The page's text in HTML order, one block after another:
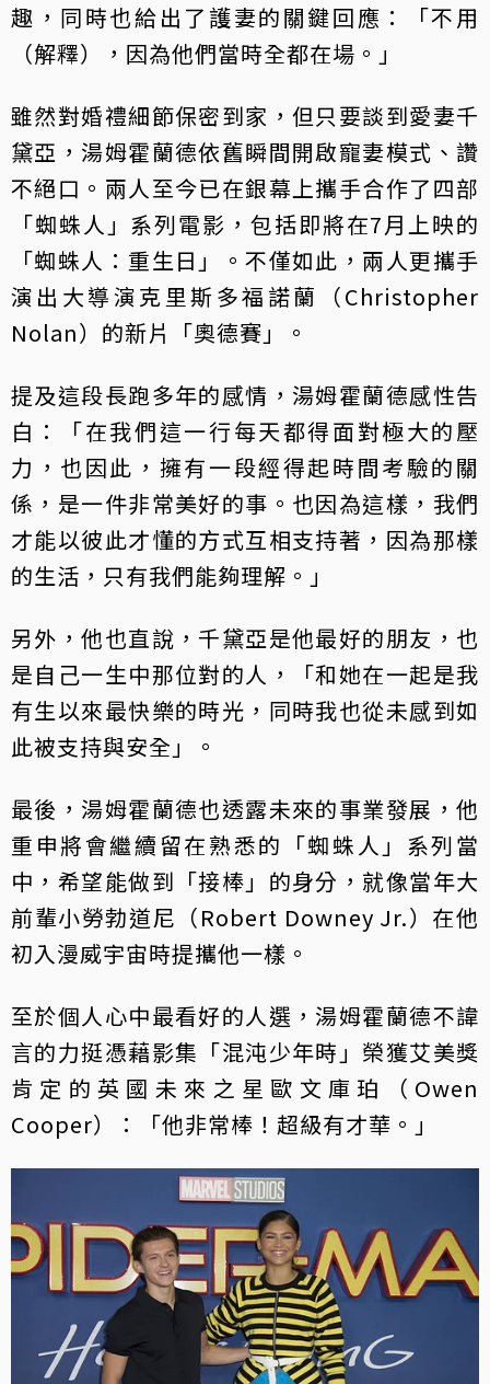
趣，同時也給出了護妻的關鍵回應：「不用
（解釋），因為他們當時全都在場。」
雖然對婚禮細節保密到家，但只要談到愛妻千
黛亞，湯姆霍蘭德依舊瞬間開啟寵妻模式、讚
不絕口。兩人至今已在銀幕上攜手合作了四部
「蜘蛛人」系列電影，包括即將在7月上映的
「蜘蛛人：重生日」。不僅如此，兩人更攜手
演出大導演克里斯多福諾蘭（Christopher
Nolan）的新片「奧德賽」。
提及這段長跑多年的感情，湯姆霍蘭德感性告
白：「在我們這一行每天都得面對極大的壓
力，也因此，擁有一段經得起時間考驗的關
係，是一件非常美好的事。也因為這樣，我們
才能以彼此才懂的方式互相支持著，因為那樣
的生活，只有我們能夠理解。」
另外，他也直說，千黛亞是他最好的朋友，也
是自己一生中那位對的人，「和她在一起是我
有生以來最快樂的時光，同時我也從未感到如
此被支持與安全」。
最後，湯姆霍蘭德也透露未來的事業發展，他
重申將會繼續留在熟悉的「蜘蛛人」系列當
中，希望能做到「接棒」的身分，就像當年大
前輩小勞勃道尼（Robert Downey Jr.）在他
初入漫威宇宙時提攜他一樣。
至於個人心中最看好的人選，湯姆霍蘭德不諱
言的力挺憑藉影集「混沌少年時」榮獲艾美獎
肯定的英國未來之星歐文庫珀（Owen
Cooper）：「他非常棒！超級有才華。」